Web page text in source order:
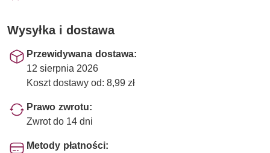
Wysyłka i dostawa
Przewidywana dostawa:
12 sierpnia 2026
Koszt dostawy od: 8,99 zł
Prawo zwrotu:
Zwrot do 14 dni
Metody płatności: